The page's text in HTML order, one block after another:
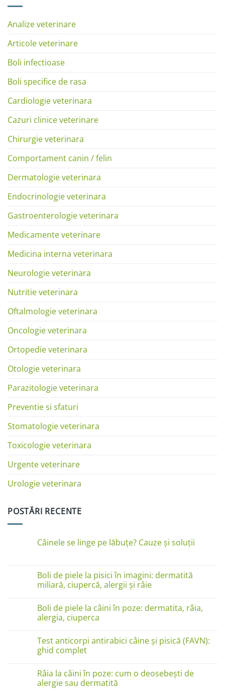
Analize veterinare
Articole veterinare
Boli infectioase
Boli specifice de rasa
Cardiologie veterinara
Cazuri clinice veterinare
Chirurgie veterinara
Comportament canin / felin
Dermatologie veterinara
Endocrinologie veterinara
Gastroenterologie veterinara
Medicamente veterinare
Medicina interna veterinara
Neurologie veterinara
Nutritie veterinara
Oftalmologie veterinara
Oncologie veterinara
Ortopedie veterinara
Otologie veterinara
Parazitologie veterinara
Preventie si sfaturi
Stomatologie veterinara
Toxicologie veterinara
Urgente veterinare
Urologie veterinara
POSTĂRI RECENTE
Câinele se linge pe lăbuțe? Cauze și soluții
Câinele
se
linge
Cauze
și
soluții
Boli de piele la pisici în imagini: dermatită
miliară, ciupercă, alergii și râie
la
Boli
de
pisici
în
imagini:
ciupercă,
alergii
și
Boli de piele la câini în poze: dermatita, râia,
alergia, ciuperca
Boli
de
câini
în
poze:
Test anticorpi antirabici câine și pisică (FAVN):
ghid complet
la
Test
anticorpi
Râia la câini în poze: cum o deosebești de
alergie sau dermatită